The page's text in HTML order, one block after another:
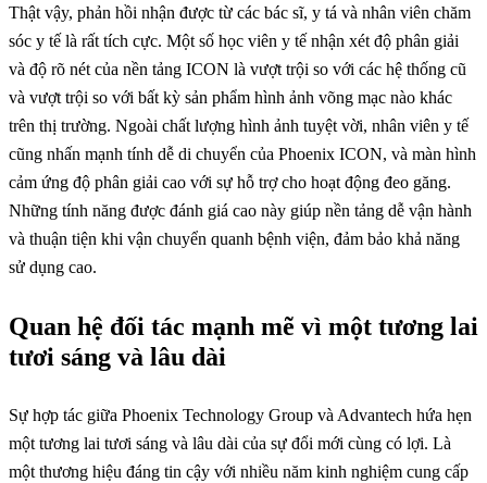
Thật vậy, phản hồi nhận được từ các bác sĩ, y tá và nhân viên chăm
sóc y tế là rất tích cực. Một số học viên y tế nhận xét độ phân giải
và độ rõ nét của nền tảng ICON là vượt trội so với các hệ thống cũ
và vượt trội so với bất kỳ sản phẩm hình ảnh võng mạc nào khác
trên thị trường. Ngoài chất lượng hình ảnh tuyệt vời, nhân viên y tế
cũng nhấn mạnh tính dễ di chuyển của Phoenix ICON, và màn hình
cảm ứng độ phân giải cao với sự hỗ trợ cho hoạt động đeo găng.
Những tính năng được đánh giá cao này giúp nền tảng dễ vận hành
và thuận tiện khi vận chuyển quanh bệnh viện, đảm bảo khả năng
sử dụng cao.
Quan hệ đối tác mạnh mẽ vì một tương lai
tươi sáng và lâu dài
Sự hợp tác giữa Phoenix Technology Group và Advantech hứa hẹn
một tương lai tươi sáng và lâu dài của sự đổi mới cùng có lợi. Là
một thương hiệu đáng tin cậy với nhiều năm kinh nghiệm cung cấp